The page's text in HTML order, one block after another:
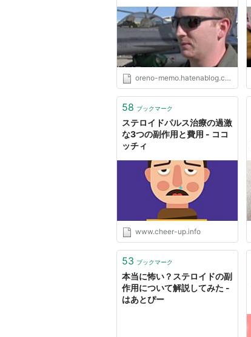
oreno-memo.hatenablog.com
58 ブックマーク
ステロイドパルス治療の過激
な3つの副作用と費用 - ココ
ッチィ
www.cheer-up.info
53 ブックマーク
本当に怖い？ステロイドの副
作用について解説してみた -
はあとぴー